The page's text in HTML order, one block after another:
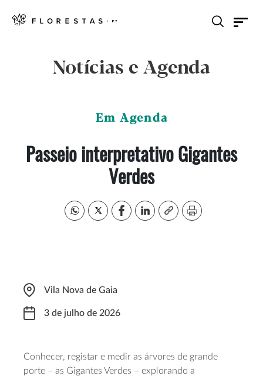
Notícias e Agenda
Em Agenda
Passeio interpretativo Gigantes
Verdes
Vila Nova de Gaia
3 de julho de 2026
Conhecer, registar e medir as árvores de grande
porte – as Gigantes Verdes – explorando a